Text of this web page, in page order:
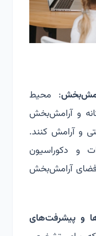
: محیط
و آرامش‌بخش
و آرامش کنند.
و دکوراسیون
فضای آرامش‌بخش
و پیشرفت‌های